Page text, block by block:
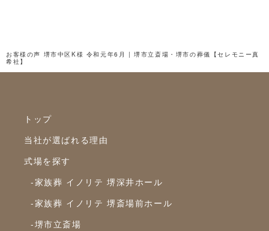
2024年5月
2024年4月
2024年2月
2024年1月
2023年12月
2023年11月
2023年10月
2023年9月
お客様の声 堺市中区K様 令和元年6月 | 堺市立斎場・堺市の葬儀【セレモニー真
希社】
トップ
当社が選ばれる理由
式場を探す
-家族葬 イノリテ 堺深井ホール
-家族葬 イノリテ 堺斎場前ホール
-堺市立斎場